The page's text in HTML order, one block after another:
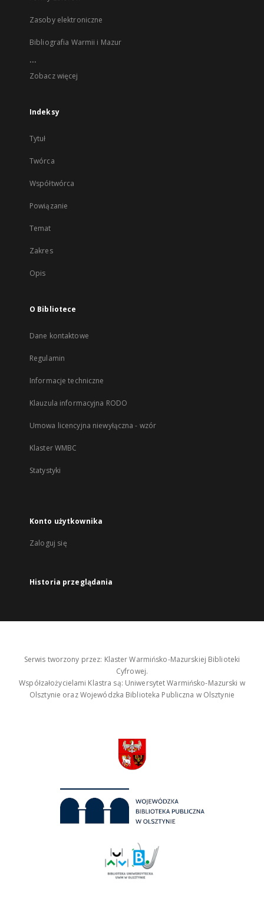
Zasoby elektroniczne
Bibliografia Warmii i Mazur
...
Zobacz więcej
Indeksy
Tytuł
Twórca
Współtwórca
Powiązanie
Temat
Zakres
Opis
O Bibliotece
Dane kontaktowe
Regulamin
Informacje techniczne
Klauzula informacyjna RODO
Umowa licencyjna niewyłączna - wzór
Klaster WMBC
Statystyki
Konto użytkownika
Zaloguj się
Historia przeglądania
Serwis tworzony przez: Klaster Warmińsko-Mazurskiej Biblioteki
Cyfrowej.
Współzałożycielami Klastra są: Uniwersytet Warmińsko-Mazurski w
Olsztynie oraz Wojewódzka Biblioteka Publiczna w Olsztynie